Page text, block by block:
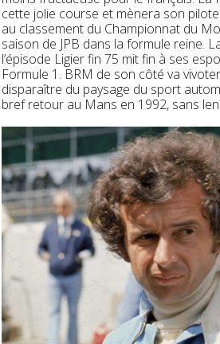
cette jolie course et mènera son
au classement du Championnat du
saison de JPB dans la formule reine.
l’épisode Ligier fin 75 mit fin à ses
Formule 1. BRM de son côté va
disparaître du paysage du sport
bref retour au Mans en 1992, sans